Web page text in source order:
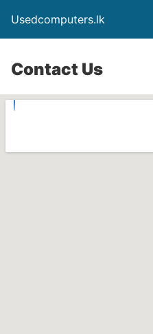
Usedcomputers.lk
Contact Us